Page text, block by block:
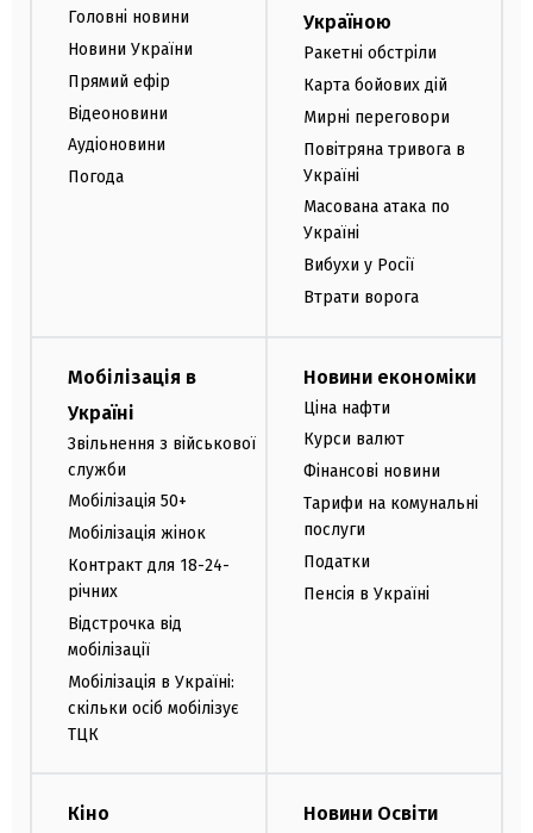
Головні новини
Новини України
Прямий ефір
Відеоновини
Аудіоновини
Погода
Україною
Ракетні обстріли
Карта бойових дій
Мирні переговори
Повітряна тривога в
Україні
Масована атака по
Україні
Вибухи у Росії
Втрати ворога
Мобілізація в
Україні
Звільнення з військової
служби
Мобілізація 50+
Мобілізація жінок
Контракт для 18-24-
річних
Відстрочка від
мобілізації
Мобілізація в Україні:
скільки осіб мобілізує
ТЦК
Новини економіки
Ціна нафти
Курси валют
Фінансові новини
Тарифи на комунальні
послуги
Податки
Пенсія в Україні
Кіно Новини Освіти